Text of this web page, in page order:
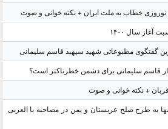
نوروزی خطاب به ملت ایران + نکته خوانی و صوت
آغاز سال ۱۴۰۰
گفتگوی مطبوعاتی شهید سپهبد قاسم سلیمانی
قاسم سلیمانی برای دشمن خطرناکتر است؟
قربان + نکته خوانی و صوت
به طرح صلح عربستان و یمن در مصاحبه با العربی